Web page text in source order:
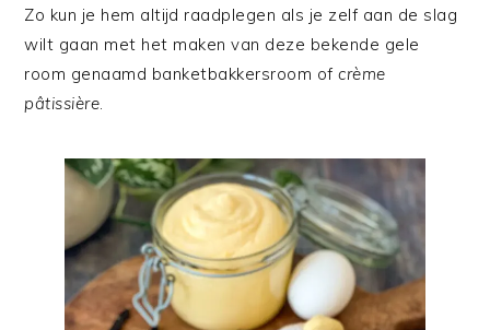
Zo kun je hem altijd raadplegen als je zelf aan de slag
wilt gaan met het maken van deze bekende gele
room genaamd banketbakkersroom of crème
pâtissière.